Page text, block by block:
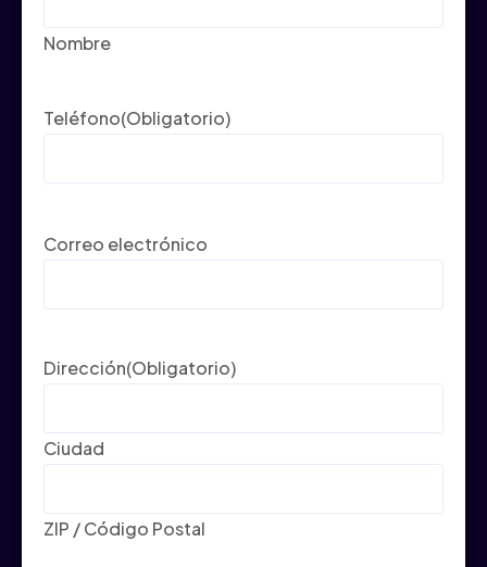
Nombre
Teléfono(Obligatorio)
Correo electrónico
Dirección(Obligatorio)
Ciudad
ZIP / Código Postal